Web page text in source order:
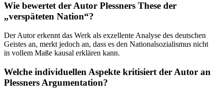
Wie bewertet der Autor Plessners These der
„verspäteten Nation“?
Der Autor erkennt das Werk als exzellente Analyse des deutschen
Geistes an, merkt jedoch an, dass es den Nationalsozialismus nicht
in vollem Maße kausal erklären kann.
Welche individuellen Aspekte kritisiert der Autor an
Plessners Argumentation?